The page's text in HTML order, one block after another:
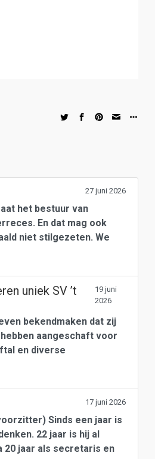
27 juni 2026
het bestuur van
En dat mag ook
niet stilgezeten. We
uniek SV ’t
19 juni
2026
bekendmaken dat zij
aangeschaft voor
en diverse
17 juni 2026
Sinds een jaar is
22 jaar is hij al
20 jaar als secretaris en